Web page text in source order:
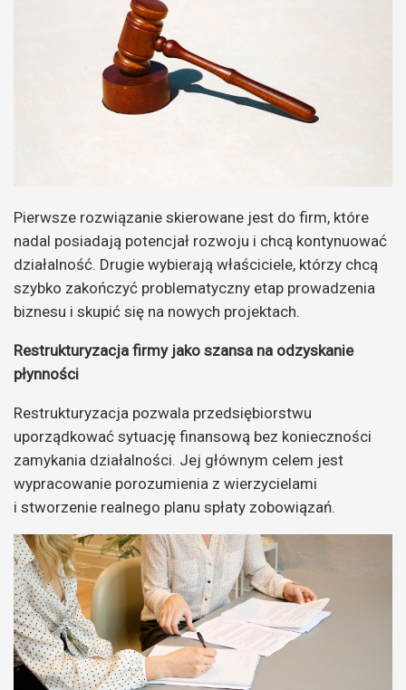
Pierwsze rozwiązanie skierowane jest do firm, które
nadal posiadają potencjał rozwoju i chcą kontynuować
działalność. Drugie wybierają właściciele, którzy chcą
szybko zakończyć problematyczny etap prowadzenia
biznesu i skupić się na nowych projektach.
Restrukturyzacja firmy jako szansa na odzyskanie
płynności
Restrukturyzacja pozwala przedsiębiorstwu
uporządkować sytuację finansową bez konieczności
zamykania działalności. Jej głównym celem jest
wypracowanie porozumienia z wierzycielami
i stworzenie realnego planu spłaty zobowiązań.